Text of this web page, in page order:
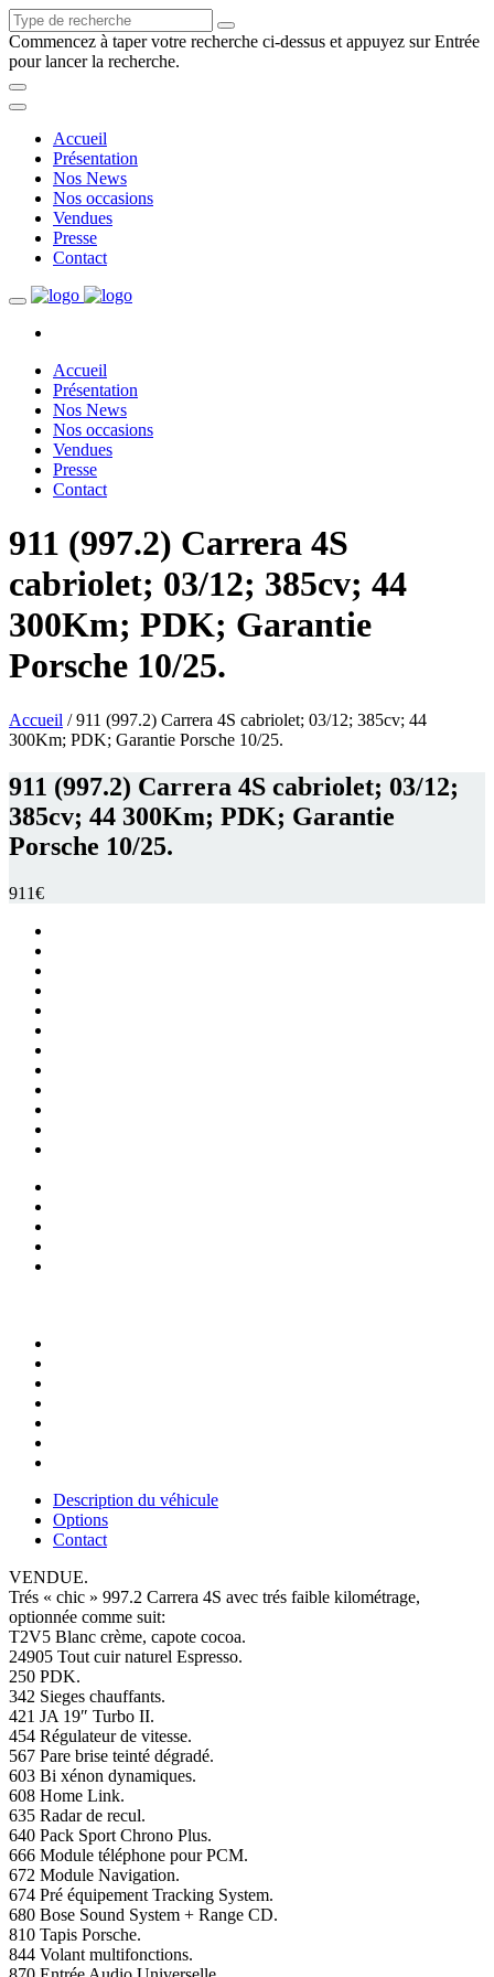
Commencez à taper votre recherche ci-dessus et appuyez sur Entrée
pour lancer la recherche.
Accueil
Présentation
Nos News
Nos occasions
Vendues
Presse
Contact
Accueil
Présentation
Nos News
Nos occasions
Vendues
Presse
Contact
911 (997.2) Carrera 4S
cabriolet; 03/12; 385cv; 44
300Km; PDK; Garantie
Porsche 10/25.
Accueil / 911 (997.2) Carrera 4S cabriolet; 03/12; 385cv; 44
300Km; PDK; Garantie Porsche 10/25.
911 (997.2) Carrera 4S cabriolet; 03/12;
385cv; 44 300Km; PDK; Garantie
Porsche 10/25.
911€
Description du véhicule
Options
Contact
VENDUE.
Trés « chic » 997.2 Carrera 4S avec trés faible kilométrage,
optionnée comme suit:
T2V5 Blanc crème, capote cocoa.
24905 Tout cuir naturel Espresso.
250 PDK.
342 Sieges chauffants.
421 JA 19″ Turbo II.
454 Régulateur de vitesse.
567 Pare brise teinté dégradé.
603 Bi xénon dynamiques.
608 Home Link.
635 Radar de recul.
640 Pack Sport Chrono Plus.
666 Module téléphone pour PCM.
672 Module Navigation.
674 Pré équipement Tracking System.
680 Bose Sound System + Range CD.
810 Tapis Porsche.
844 Volant multifonctions.